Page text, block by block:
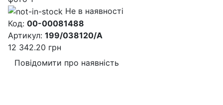
Не в наявності
Код: 00-00081488
Артикул: 199/038120/A
12 342.20 грн
Повідомити про наявність